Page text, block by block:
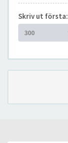
Skriv ut första:
300